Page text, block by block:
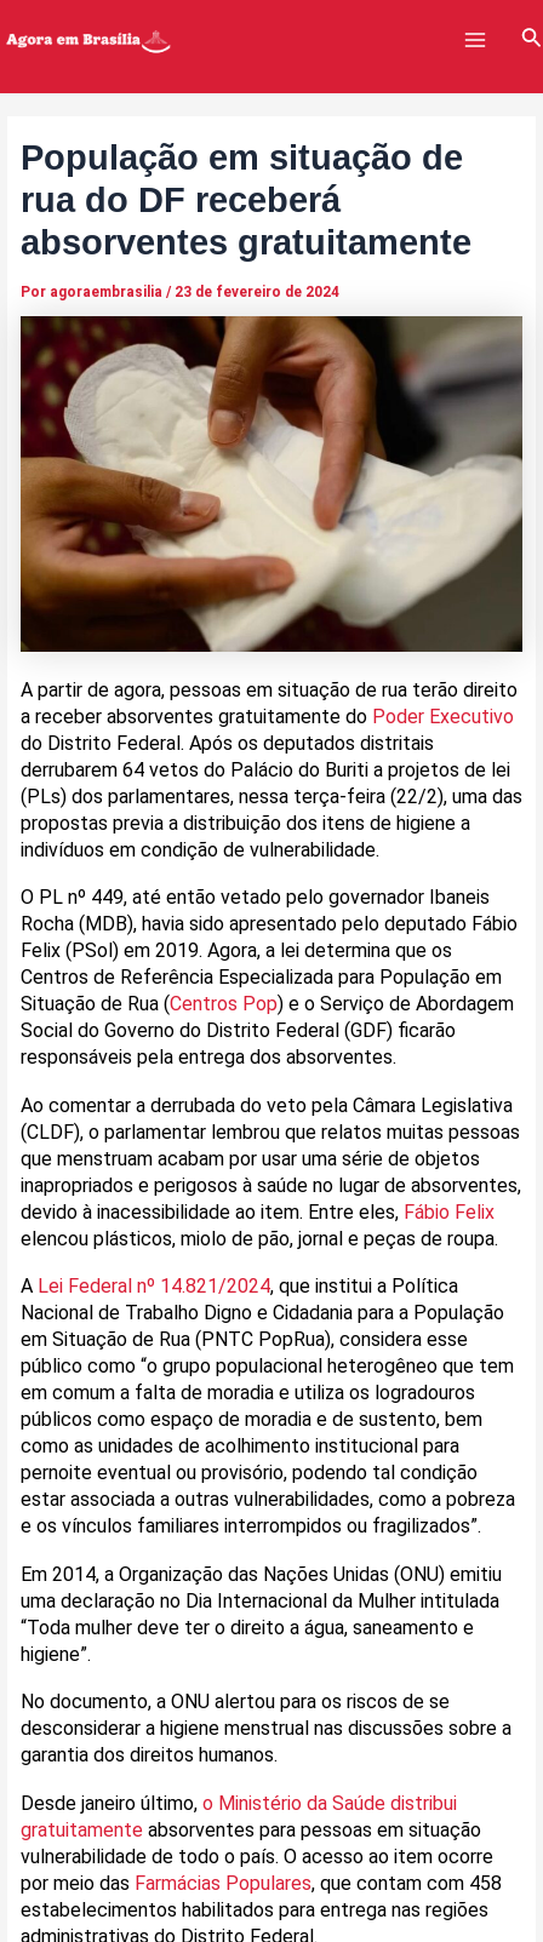
para
Menu
População em situação de
rua do DF receberá
absorventes gratuitamente
Por agoraembrasilia / 23 de fevereiro de 2024
A partir de agora, pessoas em situação de rua terão direito
a receber absorventes gratuitamente do Poder Executivo
do Distrito Federal. Após os deputados distritais
derrubarem 64 vetos do Palácio do Buriti a projetos de lei
(PLs) dos parlamentares, nessa terça-feira (22/2), uma das
propostas previa a distribuição dos itens de higiene a
indivíduos em condição de vulnerabilidade.
O PL nº 449, até então vetado pelo governador Ibaneis
Rocha (MDB), havia sido apresentado pelo deputado Fábio
Felix (PSol) em 2019. Agora, a lei determina que os
Centros de Referência Especializada para População em
Situação de Rua (Centros Pop) e o Serviço de Abordagem
Social do Governo do Distrito Federal (GDF) ficarão
responsáveis pela entrega dos absorventes.
Ao comentar a derrubada do veto pela Câmara Legislativa
(CLDF), o parlamentar lembrou que relatos muitas pessoas
que menstruam acabam por usar uma série de objetos
inapropriados e perigosos à saúde no lugar de absorventes,
devido à inacessibilidade ao item. Entre eles, Fábio Felix
elencou plásticos, miolo de pão, jornal e peças de roupa.
A Lei Federal nº 14.821/2024, que institui a Política
Nacional de Trabalho Digno e Cidadania para a População
em Situação de Rua (PNTC PopRua), considera esse
público como “o grupo populacional heterogêneo que tem
em comum a falta de moradia e utiliza os logradouros
públicos como espaço de moradia e de sustento, bem
como as unidades de acolhimento institucional para
pernoite eventual ou provisório, podendo tal condição
estar associada a outras vulnerabilidades, como a pobreza
e os vínculos familiares interrompidos ou fragilizados”.
Em 2014, a Organização das Nações Unidas (ONU) emitiu
uma declaração no Dia Internacional da Mulher intitulada
“Toda mulher deve ter o direito a água, saneamento e
higiene”.
No documento, a ONU alertou para os riscos de se
desconsiderar a higiene menstrual nas discussões sobre a
garantia dos direitos humanos.
Desde janeiro último, o Ministério da Saúde distribui
gratuitamenteabsorventes para pessoas em situação
vulnerabilidade de todo o país. O acesso ao item ocorre
por meio das Farmácias Populares, que contam com 458
estabelecimentos habilitados para entrega nas regiões
administrativas do Distrito Federal.
navigation